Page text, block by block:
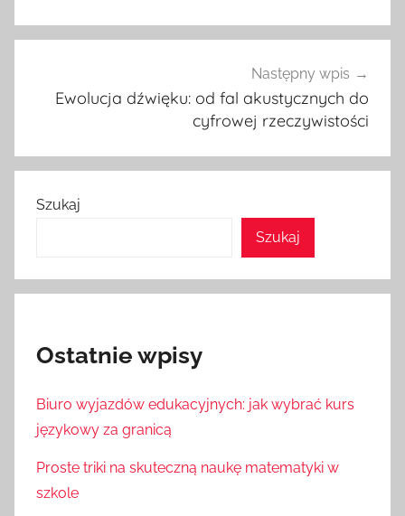
Następny wpis
Ewolucja dźwięku: od fal akustycznych do
cyfrowej rzeczywistości
Szukaj
Szukaj
Ostatnie wpisy
Biuro wyjazdów edukacyjnych: jak wybrać kurs
językowy za granicą
Proste triki na skuteczną naukę matematyki w
szkole